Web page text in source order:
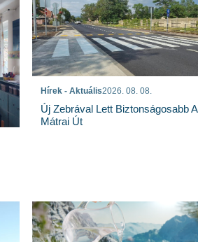
Hírek - Aktuális2026. 08. 08.
Új Zebrával Lett Biztonságosabb A
Mátrai Út